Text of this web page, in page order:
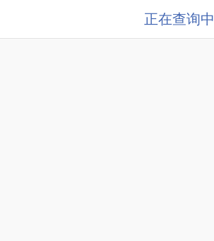
正在查询中